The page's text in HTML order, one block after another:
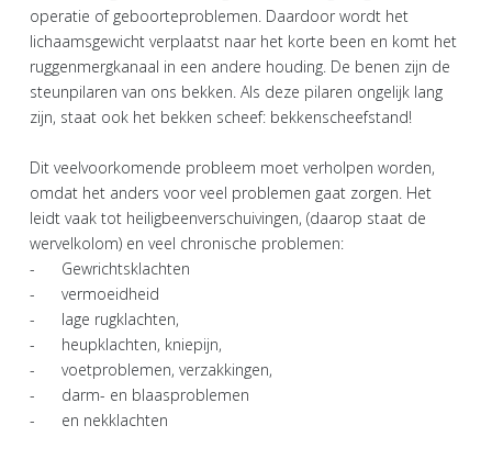
operatie of geboorteproblemen. Daardoor wordt het
lichaamsgewicht verplaatst naar het korte been en komt het
ruggenmergkanaal in een andere houding. De benen zijn de
steunpilaren van ons bekken. Als deze pilaren ongelijk lang
zijn, staat ook het bekken scheef: bekkenscheefstand!
Dit veelvoorkomende probleem moet verholpen worden,
omdat het anders voor veel problemen gaat zorgen. Het
leidt vaak tot heiligbeenverschuivingen, (daarop staat de
wervelkolom) en veel chronische problemen:
- Gewrichtsklachten
- vermoeidheid
- lage rugklachten,
- heupklachten, kniepijn,
- voetproblemen, verzakkingen,
- darm- en blaasproblemen
- en nekklachten